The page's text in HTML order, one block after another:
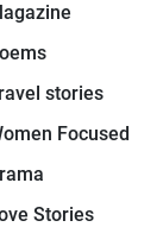
stories
Focused
Stories